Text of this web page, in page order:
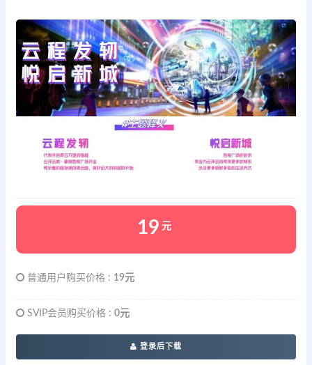
19 元
普通用户购买价格 : 19元
SVIP会员购买价格 : 0元
登录后下载